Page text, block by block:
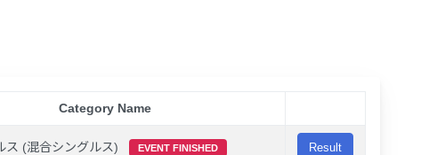
Category Name
ス (混合シングルス) EVENT FINISHED Result